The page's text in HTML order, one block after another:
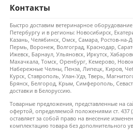
Контакты
Быстро доставим ветеринарное
Петербургу и в регионы: Новосибирск,
Казань, Челябинск, Омск, Самара, Ростов-на-
Пермь, Воронеж, Волгоград, Краснодар,
Ижевск, Барнаул, Ульяновск, Иркутск,
Махачкала, Томск, Оренбург, Кемерово,
Набережные Челны, Пенза, Липецк, Киров,
Курск, Ставрополь, Улан-Удэ, Тверь,
Брянск, Белгород, Крым, Симферополь,
доставки в Белоруссию.
Товарные предложения, представленные на
офертой, определяемой положениями ст. 437
оставляет за собой право на внесение
комплектацию товара без дополнительного